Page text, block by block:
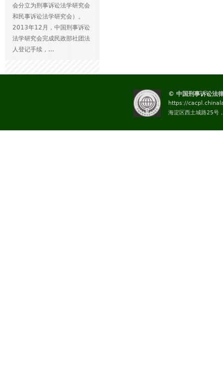
会分立为刑事诉讼法学研究会
和民事诉讼法学研究会）。
2013年12月，中国刑事诉讼
法学研究会完成民政部社团法
人登记手续，...
© 中国刑事诉讼法
https://
海淀区西土城路25号